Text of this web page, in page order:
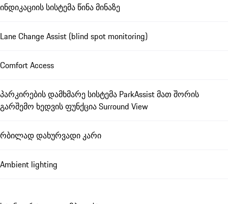
ინდიკაციის სისტემა წინა მინაზე
Lane Change Assist (blind spot monitoring)
Comfort Access
პარკირების დამხმარე სისტემა ParkAssist მათ შორის
გარშემო ხედვის ფუნქცია Surround View
რბილად დახურვადი კარი
Ambient lighting